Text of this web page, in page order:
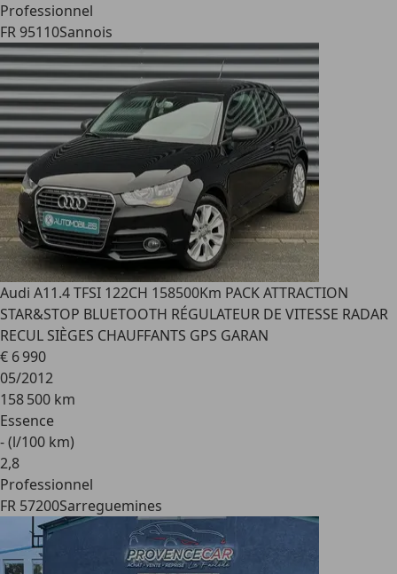
Professionnel
FR 95110Sannois
Audi A11.4 TFSI 122CH 158500Km PACK ATTRACTION
STAR&STOP BLUETOOTH RÉGULATEUR DE VITESSE RADAR
RECUL SIÈGES CHAUFFANTS GPS GARAN
€ 6 990
05/2012
158 500 km
Essence
- (l/100 km)
2,8
Professionnel
FR 57200Sarreguemines